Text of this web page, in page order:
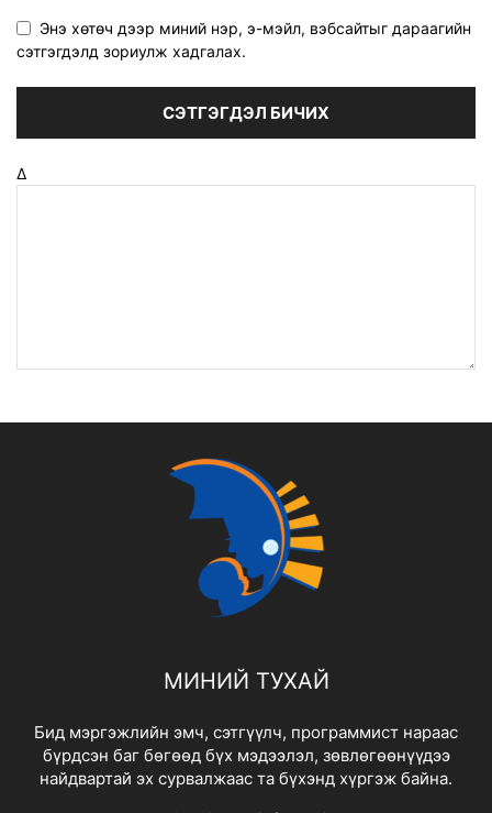
Энэ хөтөч дээр миний нэр, э-мэйл, вэбсайтыг дараагийн
сэтгэгдэлд зориулж хадгалах.
Δ
МИНИЙ ТУХАЙ
Бид мэргэжлийн эмч, сэтгүүлч, программист нараас
бүрдсэн баг бөгөөд бүх мэдээлэл, зөвлөгөөнүүдээ
найдвартай эх сурвалжаас та бүхэнд хүргэж байна.